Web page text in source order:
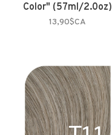
Color" (57ml/2.0oz)
13,90$CA